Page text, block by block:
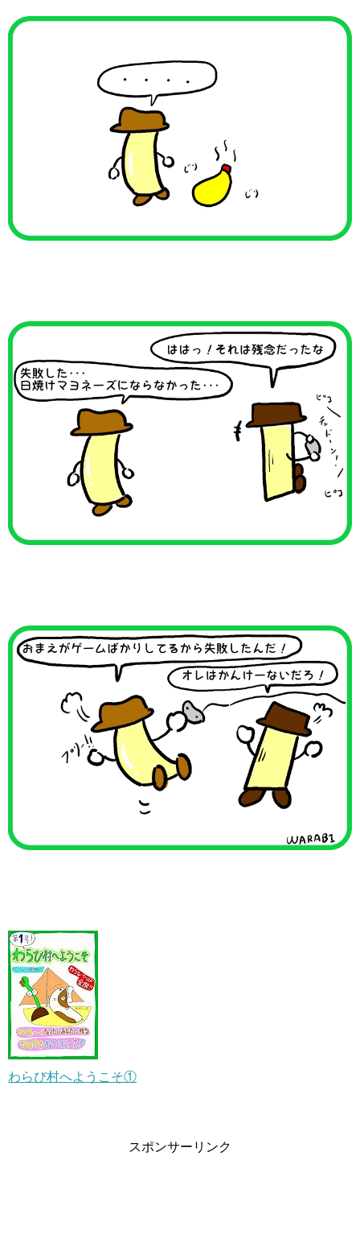
わらび村へようこそ①
スポンサーリンク